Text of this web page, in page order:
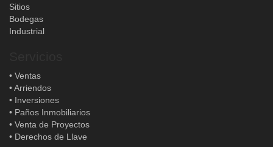
Sitios
Bodegas
Industrial
• Ventas
• Arriendos
• Inversiones
• Paños Inmobiliarios
• Venta de Proyectos
• Derechos de Llave